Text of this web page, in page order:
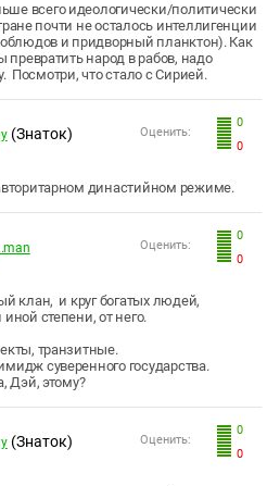
всего идеологически/политически
почти не осталось интеллигенции
и придворный планктон). Как
превратить народ в рабов, надо
Посмотри, что стало с Сирией.
0
0
Оценить:
(Знаток)
династийном режиме.
0
0
Оценить:
клан, и круг богатых людей,
степени, от него.
транзитные.
суверенного государства.
Дэй, этому?
0
0
Оценить:
(Знаток)